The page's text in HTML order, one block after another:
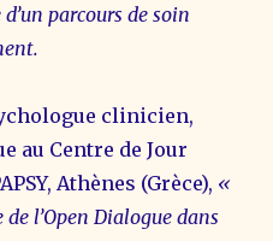
parcours de soin
clinicien,
au Centre de Jour
Athènes (Grèce), «
de l’Open Dialogue dans